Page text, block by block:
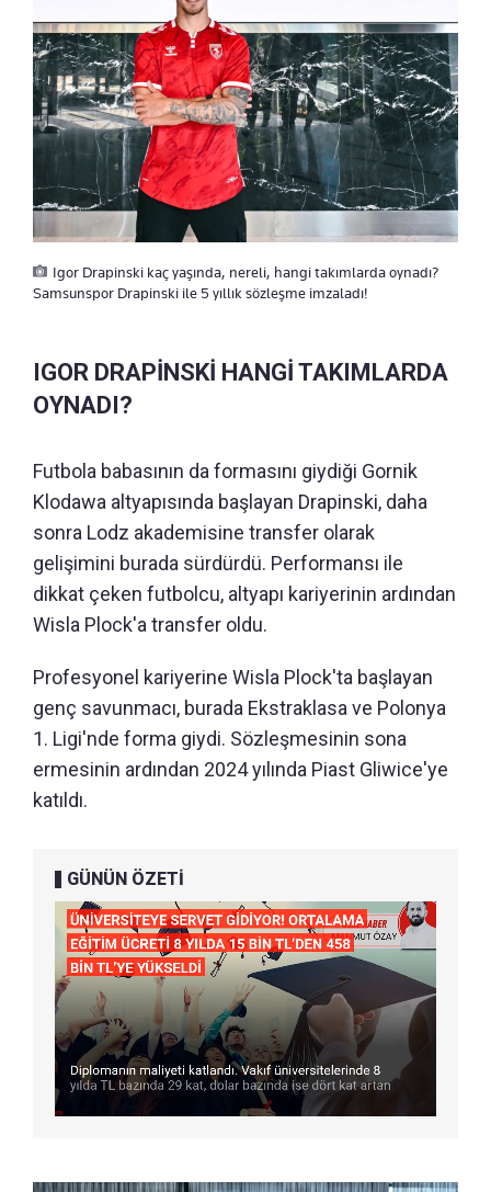
Igor Drapinski kaç yaşında, nereli, hangi takımlarda oynadı?
Samsunspor Drapinski ile 5 yıllık sözleşme imzaladı!
IGOR DRAPİNSKİ HANGİ TAKIMLARDA
OYNADI?
Futbola babasının da formasını giydiği Gornik
Klodawa altyapısında başlayan Drapinski, daha
sonra Lodz akademisine transfer olarak
gelişimini burada sürdürdü. Performansı ile
dikkat çeken futbolcu, altyapı kariyerinin ardından
Wisla Plock'a transfer oldu.
Profesyonel kariyerine Wisla Plock'ta başlayan
genç savunmacı, burada Ekstraklasa ve Polonya
1. Ligi'nde forma giydi. Sözleşmesinin sona
ermesinin ardından 2024 yılında Piast Gliwice'ye
katıldı.
GÜNÜN ÖZETİ